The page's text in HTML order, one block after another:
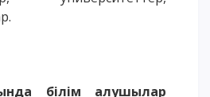
білім алушылар